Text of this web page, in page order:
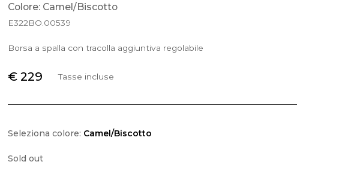
Colore: Camel/Biscotto
E322BO.00539
Borsa a spalla con tracolla aggiuntiva regolabile
€ 229 Tasse incluse
Seleziona colore: Camel/Biscotto
Sold out